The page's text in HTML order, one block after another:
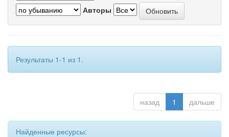
Авторы
Результаты 1-1 из 1.
назад 1 дальше
Найденные ресурсы: